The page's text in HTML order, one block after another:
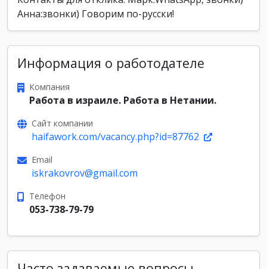
Анна:звонки) Говорим по-русски!
Информация о работодателе
Компания
Работа в израиле. Работа в Нетании.
Сайт компании
haifawork.com/vacancy.php?id=87762
Email
iskrakovrov@gmail.com
Телефон
053-738-79-79